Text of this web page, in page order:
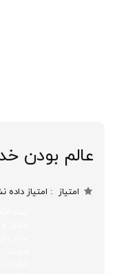
عالم بودن
امتیاز امتیاز داده